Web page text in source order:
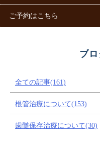
ご予約はこちら
ブロ
全ての記事(161)
根管治療について(153)
歯髄保存治療について(30)